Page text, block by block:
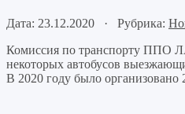
Дата: 23.12.2020 · Рубрика:
Комиссия по транспорту ППО
некоторых автобусов
В 2020 году было организовано